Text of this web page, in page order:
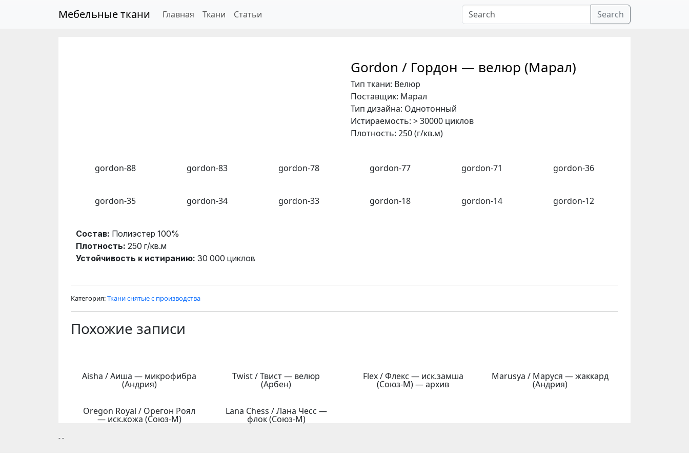
Мебельные ткани Главная Ткани Статьи Search
Gordon / Гордон — велюр (Марал)
Тип ткани: Велюр
Поставщик: Марал
Тип дизайна: Однотонный
Истираемость: > 30000 циклов
Плотность: 250 (г/кв.м)
gordon-88 gordon-83 gordon-78 gordon-77 gordon-71 gordon-36
gordon-35 gordon-34 gordon-33 gordon-18 gordon-14 gordon-12
Состав: Полиэстер 100%
Плотность: 250 г/кв.м
Устойчивость к истиранию: 30 000 циклов
Категория:Ткани снятые с производства
Похожие записи
Aisha / Аиша — микрофибра
(Андрия)
Twist / Твист — велюр
(Арбен)
Flex / Флекс — иск.замша
(Союз-М) — архив
Marusya / Маруся — жаккард
(Андрия)
Oregon Royal / Орегон Роял
— иск.кожа (Союз-М)
Lana Chess / Лана Чесс —
флок (Союз-М)
- -